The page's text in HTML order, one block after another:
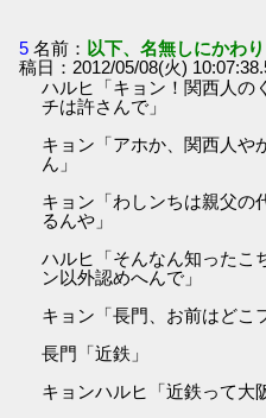
5 名前： 以下、名無しにかわ
稿日：2012/05/08(火)
ハルヒ「キョン！関西人の
チは許さんで」
キョン「アホか、関西人や
ん」
キョン「わしンちは親父の
るんや」
ハルヒ「そんなん知ったこ
ン以外認めへんで」
キョン「長門、お前はどこ
長門「近鉄」
キョンハルヒ「近鉄って大